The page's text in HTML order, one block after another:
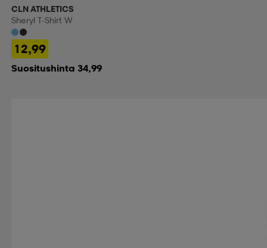
CLN ATHLETICS
Sheryl T-Shirt W
12,99
Suositushinta 34,99